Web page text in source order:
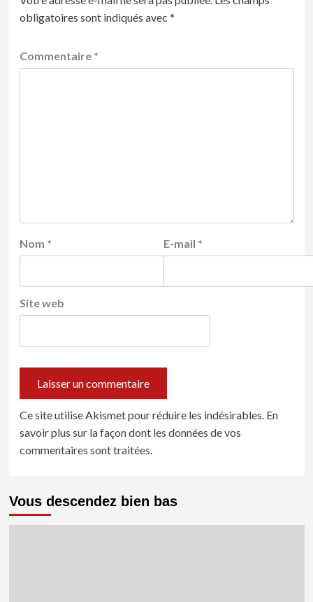
obligatoires sont indiqués avec *
Commentaire *
Nom * E-mail *
Site web
Ce site utilise Akismet pour réduire les indésirables. En
savoir plus sur la façon dont les données de vos
commentaires sont traitées.
Vous descendez bien bas